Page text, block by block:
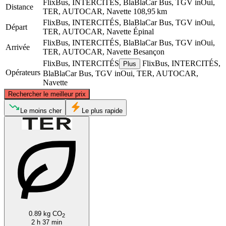
Distance
FlixBus, INTERCITÉS, BlaBlaCar Bus, TGV inOui,
TER, AUTOCAR, Navette 108,95 km
Départ
FlixBus, INTERCITÉS, BlaBlaCar Bus, TGV inOui,
TER, AUTOCAR, Navette Épinal
Arrivée
FlixBus, INTERCITÉS, BlaBlaCar Bus, TGV inOui,
TER, AUTOCAR, Navette Besançon
Opérateurs
FlixBus, INTERCITÉS Plus
FlixBus, INTERCITÉS,
BlaBlaCar Bus, TGV inOui, TER, AUTOCAR,
Navette
Rechercher le meilleur prix
Le moins cher Le plus rapide
0.89 kg CO2
2 h 37 min